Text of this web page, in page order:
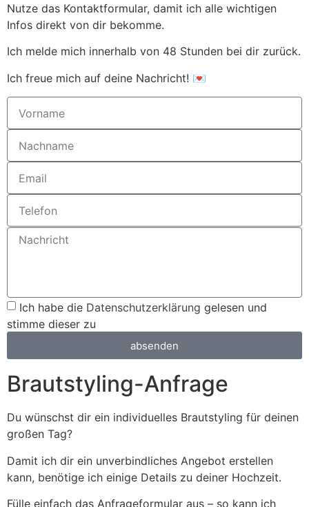
Nutze das Kontaktformular, damit ich alle wichtigen
Infos direkt von dir bekomme.
Ich melde mich innerhalb von 48 Stunden bei dir zurück.
Ich freue mich auf deine Nachricht! 💌
Ich habe die Datenschutzerklärung gelesen und
stimme dieser zu
absenden
Brautstyling-Anfrage
Du wünschst dir ein individuelles Brautstyling für deinen
großen Tag?
Damit ich dir ein unverbindliches Angebot erstellen
kann, benötige ich einige Details zu deiner Hochzeit.
Fülle einfach das Anfrageformular aus – so kann ich